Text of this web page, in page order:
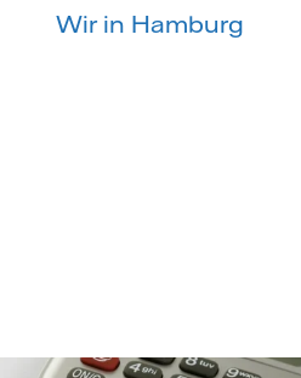
Wir in Hamburg